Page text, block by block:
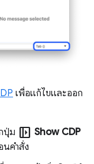
เพื่อแก้ไขและออก
ปุ่ม left_panel_open Show CDP
นคําสั่ง